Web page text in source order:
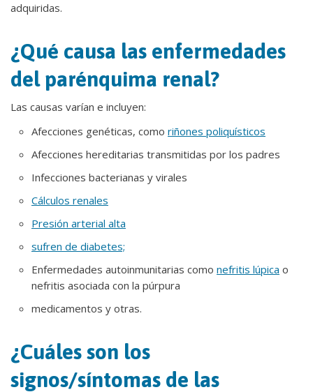
adquiridas.
¿Qué causa las enfermedades
del parénquima renal?
Las causas varían e incluyen:
Afecciones genéticas, como riñones poliquísticos
Afecciones hereditarias transmitidas por los padres
Infecciones bacterianas y virales
Cálculos renales
Presión arterial alta
sufren de diabetes;
Enfermedades autoinmunitarias como nefritis lúpica o
nefritis asociada con la púrpura
medicamentos y otras.
¿Cuáles son los
signos/síntomas de las